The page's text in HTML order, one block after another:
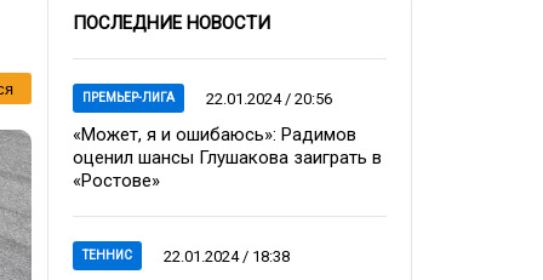
ПОСЛЕДНИЕ НОВОСТИ
ПРЕМЬЕР-ЛИГА 22.01.2024 / 20:56
«Может, я и ошибаюсь»: Радимов
оценил шансы Глушакова заиграть в
«Ростове»
ТЕННИС 22.01.2024 / 18:38